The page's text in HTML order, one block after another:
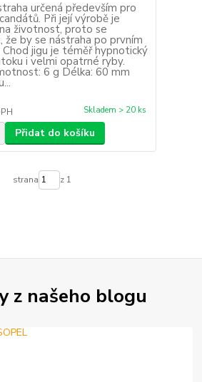
určená především pro
Při její výrobě je
životnost, proto se
že by se nástraha po prvním
Chod jigu je téměř hypnotický
i velmi opatrné ryby.
6 g Délka: 60 mm
Skladem > 20 ks
Přidat do košíku
strana z 1
z našeho blogu